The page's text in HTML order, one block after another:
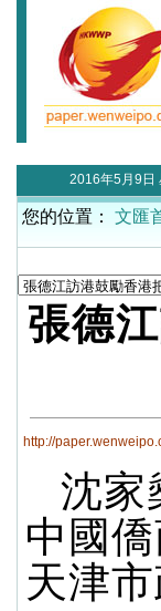
2016年5月9日
您的位置： 文匯
張德
http://
沈家
中國
天津